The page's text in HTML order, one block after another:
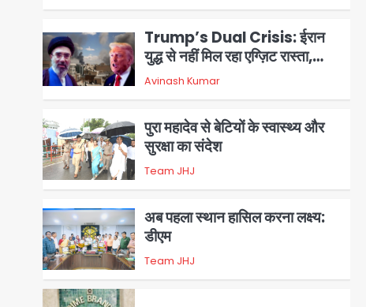
2
Trump’s Dual Crisis: ईरान
युद्ध से नहीं मिल रहा एग्ज़िट रास्ता,
जन्मसिद्ध नागरिकता पर सुप्रीम कोर्ट
को दी फिर चुनौती
Avinash Kumar
3
पुरा महादेव से बेटियों के स्वास्थ्य और
सुरक्षा का संदेश
Team JHJ
4
अब पहला स्थान हासिल करना लक्ष्य:
डीएम
Team JHJ